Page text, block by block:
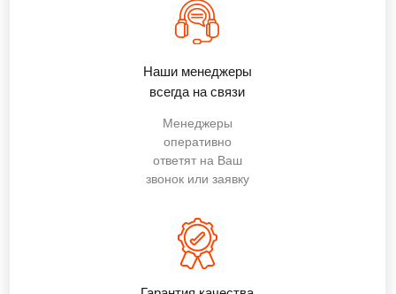
Наши менеджеры
всегда на связи
Менеджеры
оперативно
ответят на Ваш
звонок или заявку